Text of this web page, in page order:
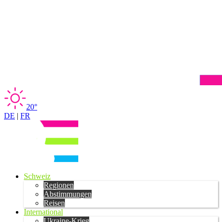
20°
DE | FR
Schweiz
Regionen
Abstimmungen
Reisen
International